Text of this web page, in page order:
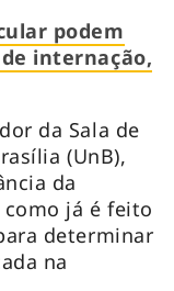
podem
internação,
da Sala de
(UnB),
da
já é feito
determinar
na